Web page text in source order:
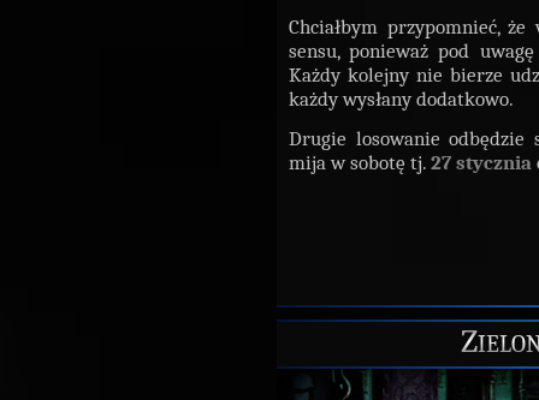
Chciałbym przypomnieć,
sensu, ponieważ pod
Każdy kolejny nie bierze
każdy wysłany dodatkowo.
Drugie losowanie odbędzie
mija w sobotę tj. 27 stycznia